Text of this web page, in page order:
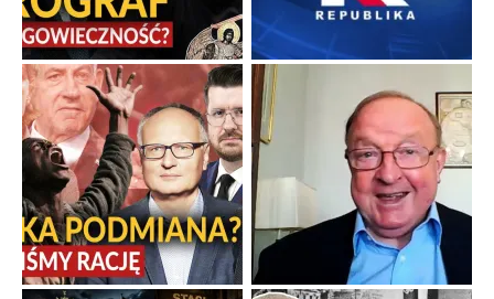
Gorzka pigułka od politycznego emeryta
Twierdzenie, że istnieje coś takiego jak odrobina tyranii,
przypomina stwierdzenie, że można być trochę w ciąży....
Popularne